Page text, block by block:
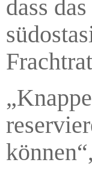
dass